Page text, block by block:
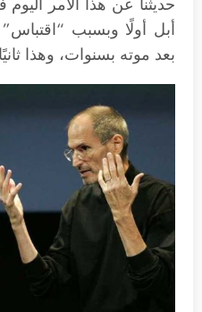
أبل أولًا وبسبب
بعد موته بسنوات، وهذا